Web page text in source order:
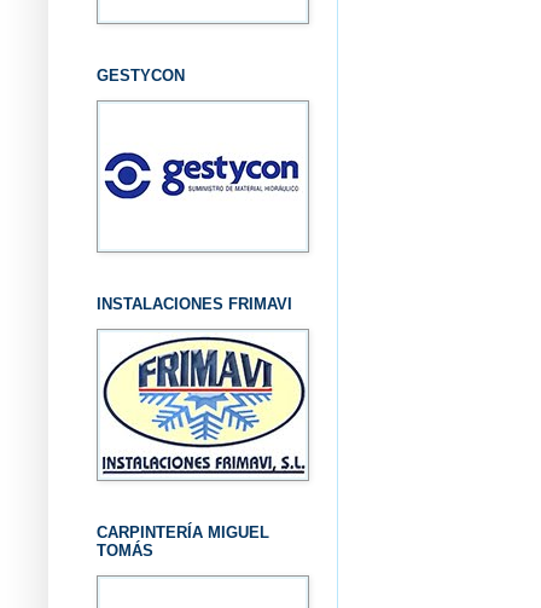
GESTYCON
INSTALACIONES FRIMAVI
CARPINTERÍA MIGUEL
TOMÁS